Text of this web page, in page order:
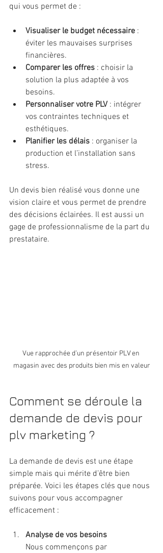
qui vous permet de :
Visualiser le budget nécessaire :
éviter les mauvaises surprises
financières.
Comparer les offres : choisir la
solution la plus adaptée à vos
besoins.
Personnaliser votre PLV : intégrer
vos contraintes techniques et
esthétiques.
Planifier les délais : organiser la
production et l’installation sans
stress.
Un devis bien réalisé vous donne une
vision claire et vous permet de prendre
des décisions éclairées. Il est aussi un
gage de professionnalisme de la part du
prestataire.
Vue rapprochée d’un présentoir PLV en
magasin avec des produits bien mis en valeur
Comment se déroule la
demande de devis pour
plv marketing ?
La demande de devis est une étape
simple mais qui mérite d’être bien
préparée. Voici les étapes clés que nous
suivons pour vous accompagner
efficacement :
Analyse de vos besoins
Nous commençons par